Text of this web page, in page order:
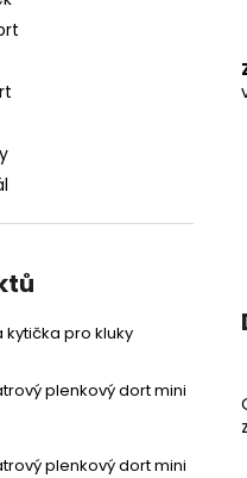
kytička pro kluky
plenkový dort mini
plenkový dort mini
PRO KLUKY